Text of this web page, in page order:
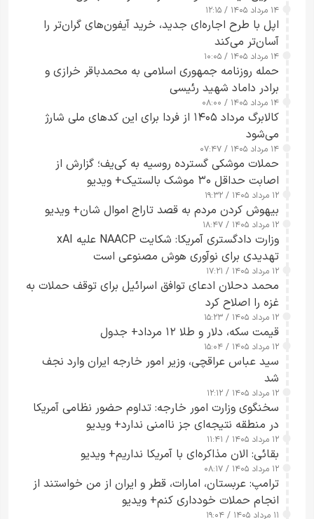
۱۴ مرداد ۱۴۰۵ / ۱۲:۱۵
اپل با طرح اجاره‌ای جدید، خرید آیفون‌های گران‌تر را
آسان‌تر می‌کند
۱۴ مرداد ۱۴۰۵ / ۱۰:۰۵
حمله روزنامه جمهوری اسلامی به محمدباقر خرازی و
برادر داماد شهید رئیسی
۱۴ مرداد ۱۴۰۵ / ۰۸:۰۰
کالابرگ مرداد ۱۴۰۵ از فردا برای این کدهای ملی شارژ
می‌شود
۱۴ مرداد ۱۴۰۵ / ۰۷:۴۷
حملات موشکی گسترده روسیه به کی‌یف؛ گزارش از
اصابت حداقل ۳۰ موشک بالستیک+ ویدیو
۱۲ مرداد ۱۴۰۵ / ۱۹:۳۲
بیهوش کردن مردم به قصد تاراج اموال شان+ ویدیو
۱۲ مرداد ۱۴۰۵ / ۱۸:۴۷
وزارت دادگستری آمریکا: شکایت NAACP علیه xAI
تهدیدی برای نوآوری هوش مصنوعی است
۱۲ مرداد ۱۴۰۵ / ۱۷:۲۱
محمد دحلان ادعای توافق اسرائیل برای توقف حملات به
غزه را اصلاح کرد
۱۲ مرداد ۱۴۰۵ / ۱۵:۲۳
قیمت سکه، دلار و طلا ۱۲ مرداد+ جدول
۱۲ مرداد ۱۴۰۵ / ۱۵:۰۴
سید عباس عراقچی، وزیر امور خارجه ایران وارد نجف
شد
۱۲ مرداد ۱۴۰۵ / ۱۲:۱۲
سخنگوی وزارت امور خارجه: تداوم حضور نظامی آمریکا
در منطقه نتیجه‌ای جز ناامنی ندارد+ ویدیو
۱۲ مرداد ۱۴۰۵ / ۱۱:۴۱
بقائی: الان مذاکره‌ای با آمریکا نداریم+ ویدیو
۱۲ مرداد ۱۴۰۵ / ۰۸:۱۷
ترامپ: عربستان، امارات، قطر و ایران از من خواستند از
انجام حملات خودداری کنم+ ویدیو
۱۱ مرداد ۱۴۰۵ / ۱۹:۰۴